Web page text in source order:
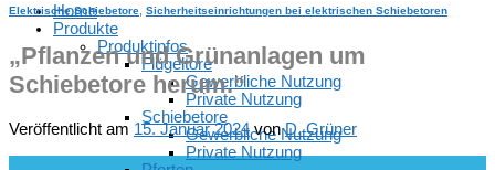
Home
Produkte
Produktinfos
Flügeltore
Gewerbliche Nutzung
Private Nutzung
Schiebetore
Gewerbliche Nutzung
Private Nutzung
Elektrische Schiebetore Sicherheitseinrichtungen bei elektrischen Schiebetoren
„Pflanzen und Grünanlagen um
Schiebetore herum.“
Veröffentlicht am 15. Januar 2024vonD. Grüner